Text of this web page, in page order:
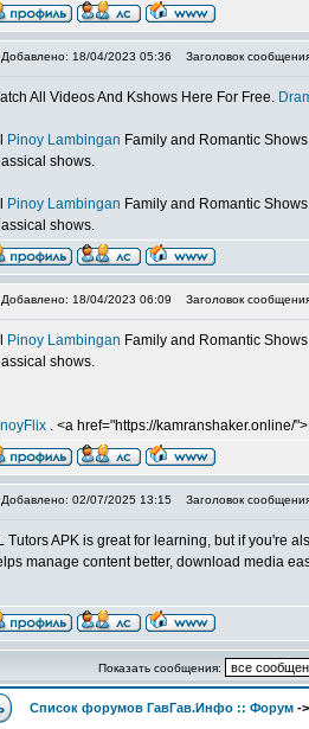
Добавлено: 18/04/2023 05:36 Заголовок
All Videos And Kshows Here For Free.
Pinoy Lambingan Family and Romantic
shows.
Pinoy Lambingan Family and Romantic
shows.
Добавлено: 18/04/2023 06:09 Заголовок
Pinoy Lambingan Family and Romantic
shows.
. <a href="https://kamranshaker.online/
Добавлено: 02/07/2025 13:15 Заголовок
Tutors APK is great for learning, but if you're
manage content better, download media
Показать сообщения:
Список форумов ГавГав.Инфо :: Форум -